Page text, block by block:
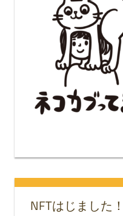
NFTはじました！